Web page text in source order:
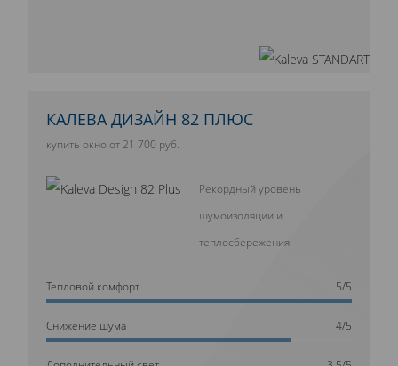
КАЛЕВА ДИЗАЙН 82 ПЛЮС
купить окно от 21 700 руб.
Рекордный уровень
шумоизоляции и
теплосбережения
Тепловой комфорт 5/5
Cнижение шума 4/5